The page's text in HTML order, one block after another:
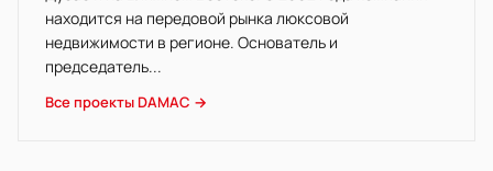
находится на передовой рынка люксовой
недвижимости в регионе. Основатель и
председатель...
Все проекты DAMAC →